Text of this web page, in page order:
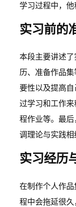
学习过程中，他
实习前的
本段主要讲述
历、准备作品
要性以及提高
过学习和工作
程作业等。最
调理论与实践相
实习经历
在制作个人作
程中会拖延很